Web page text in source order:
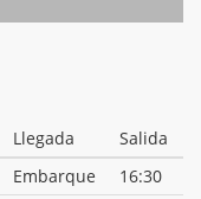
Llegada
Salida
Embarque
16:30